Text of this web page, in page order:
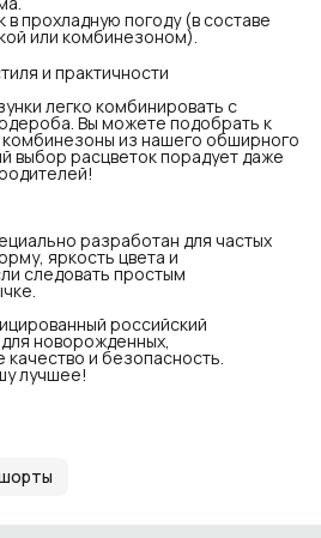
в прохладную погоду (в составе
или комбинезоном).
и практичности
легко комбинировать с
Вы можете подобрать к
из нашего обширного
выбор расцветок порадует даже
разработан для частых
яркость цвета и
следовать простым
российский
новорожденных,
и безопасность.
лучшее!